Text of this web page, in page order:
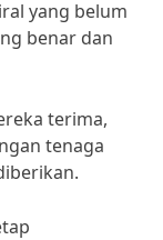
yang belum
benar dan
terima,
tenaga